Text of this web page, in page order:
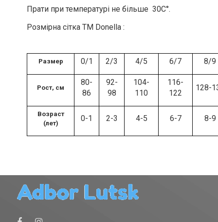
Прати при температурі не більше 30С°.
Розмірна сітка ТМ Donella :
Размер 0/1 2/3 4/5 6/7 8/9
Рост, см
80-
86
92-
98
104-
110
116-
122
128-
Возраст
(лет)
0-1 2-3 4-5 6-7 8-9